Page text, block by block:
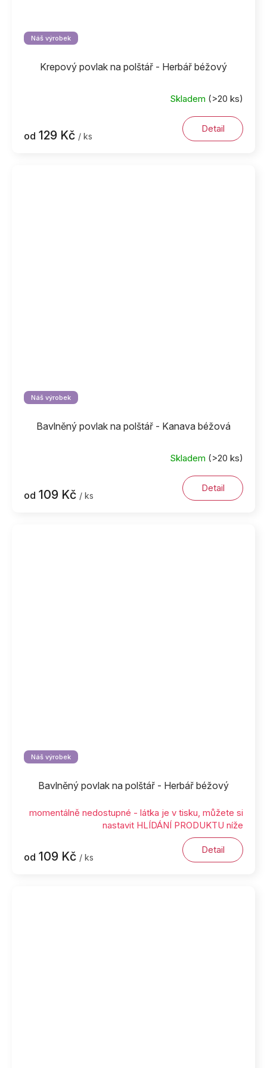
Náš výrobek
Krepový povlak na polštář - Herbář béžový
Skladem (>20 ks)
od 129 Kč / ks
Detail
Náš výrobek
Bavlněný povlak na polštář - Kanava béžová
Skladem (>20 ks)
od 109 Kč / ks
Detail
Náš výrobek
Bavlněný povlak na polštář - Herbář béžový
momentálně nedostupné - látka je v tisku, můžete si
nastavit HLÍDÁNÍ PRODUKTU níže
od 109 Kč / ks
Detail